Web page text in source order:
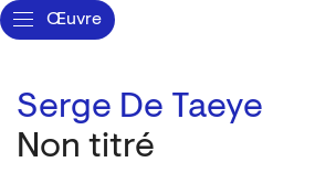
Œuvre
Serge De Taeye
Non titré